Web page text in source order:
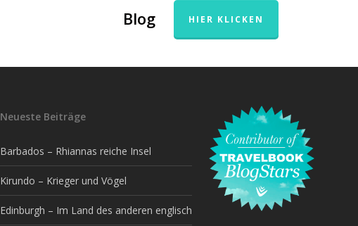
Blog HIER KLICKEN
Neueste Beiträge
Barbados – Rhiannas reiche Insel
Kirundo – Krieger und Vögel
Edinburgh – Im Land des anderen englisch